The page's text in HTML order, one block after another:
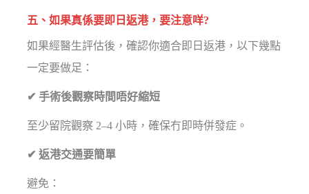
五、如果真係要即日返港，要注意咩?
如果經醫生評估後，確認你適合即日返港，以下幾點
一定要做足：
✔ 手術後觀察時間唔好縮短
至少留院觀察 2–4 小時，確保冇即時併發症。
✔ 返港交通要簡單
避免：